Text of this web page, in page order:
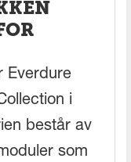
Everdure
i
består av
som